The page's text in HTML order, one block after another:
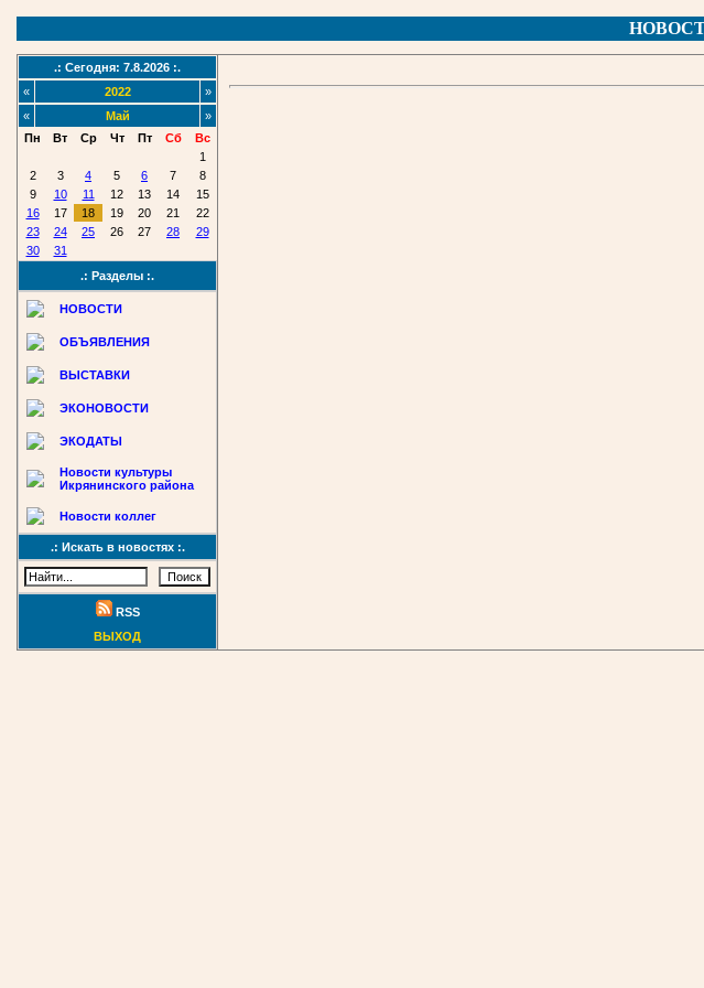
.: Сегодня: 7.8.2026 :.
«
2022
»
«
Май
»
Пн
Вт Ср Чт Пт Сб
Вс
1
2
3 4 5 6 7
8
9
10 11 12 13 14
15
16
17 18 19 20 21
22
23
24 25 26 27 28
29
30
31
.: Разделы :.
НОВОСТИ
ОБЪЯВЛЕНИЯ
ВЫСТАВКИ
ЭКОНОВОСТИ
ЭКОДАТЫ
Новости культуры
Икрянинского района
Новости коллег
.: Искать в новостях :.
RSS
ВЫХОД